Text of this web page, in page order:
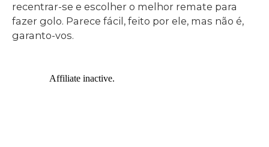
recentrar-se e escolher o melhor remate para
fazer golo. Parece fácil, feito por ele, mas não é,
garanto-vos.